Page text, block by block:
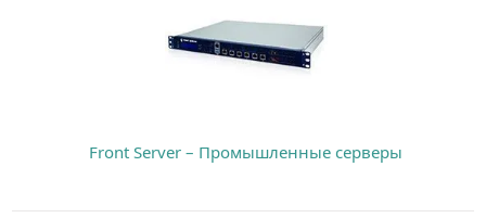
Front Server – Промышленные серверы